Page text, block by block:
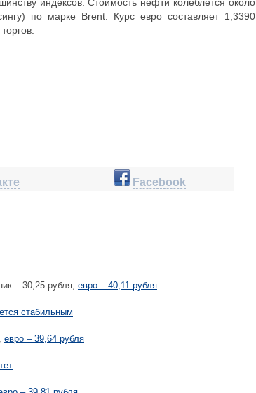
по марке Brent. Курс евро составляет 1,3390
Facebook
– 30,25 рубля, евро – 40,11 рубля
стабильным
евро – 39,64 рубля